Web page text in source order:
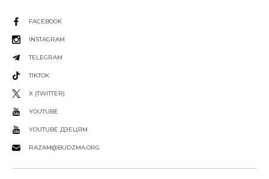
FACEBOOK
INSTAGRAM
TELEGRAM
TIKTOK
X (TWITTER)
YOUTUBE
YOUTUBE ДЗЕЦЯМ
RAZAM@BUDZMA.ORG